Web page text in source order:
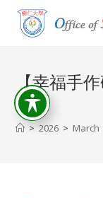
【幸福手
作坊
> 2026 > March